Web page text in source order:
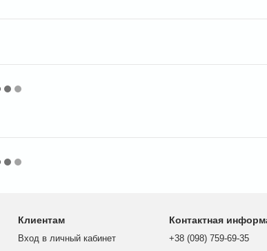
Клиентам
Вход в личный кабинет
Контактная
+38 (098) 759-69-35